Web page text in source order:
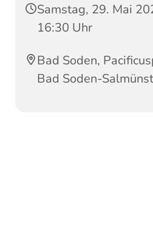
Samstag, 29. Mai
16:30 Uhr
Bad Soden,
Bad Soden-